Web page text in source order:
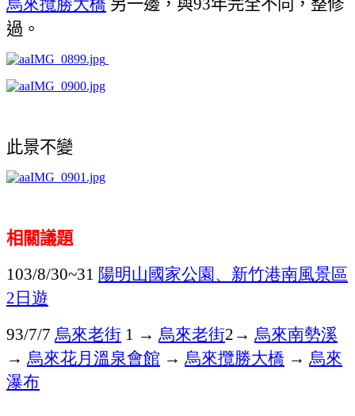
93
過。
此景不變
相關議題
103/8/30~31 陽明山國家公園、新竹港南風景區
2日遊
93/7/7 烏來老街 1 → 烏來老街2 → 烏來南勢溪
→ 烏來花月溫泉會館 → 烏來攬勝大橋 → 烏來
瀑布